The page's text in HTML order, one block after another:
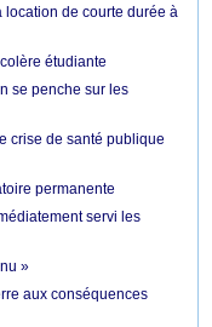
location de courte durée à
étudiante
se penche sur les
crise de santé publique
permanente
servi les
»
aux conséquences